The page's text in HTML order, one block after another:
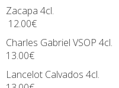
12.00€
Charles
13.00€
Lancelot